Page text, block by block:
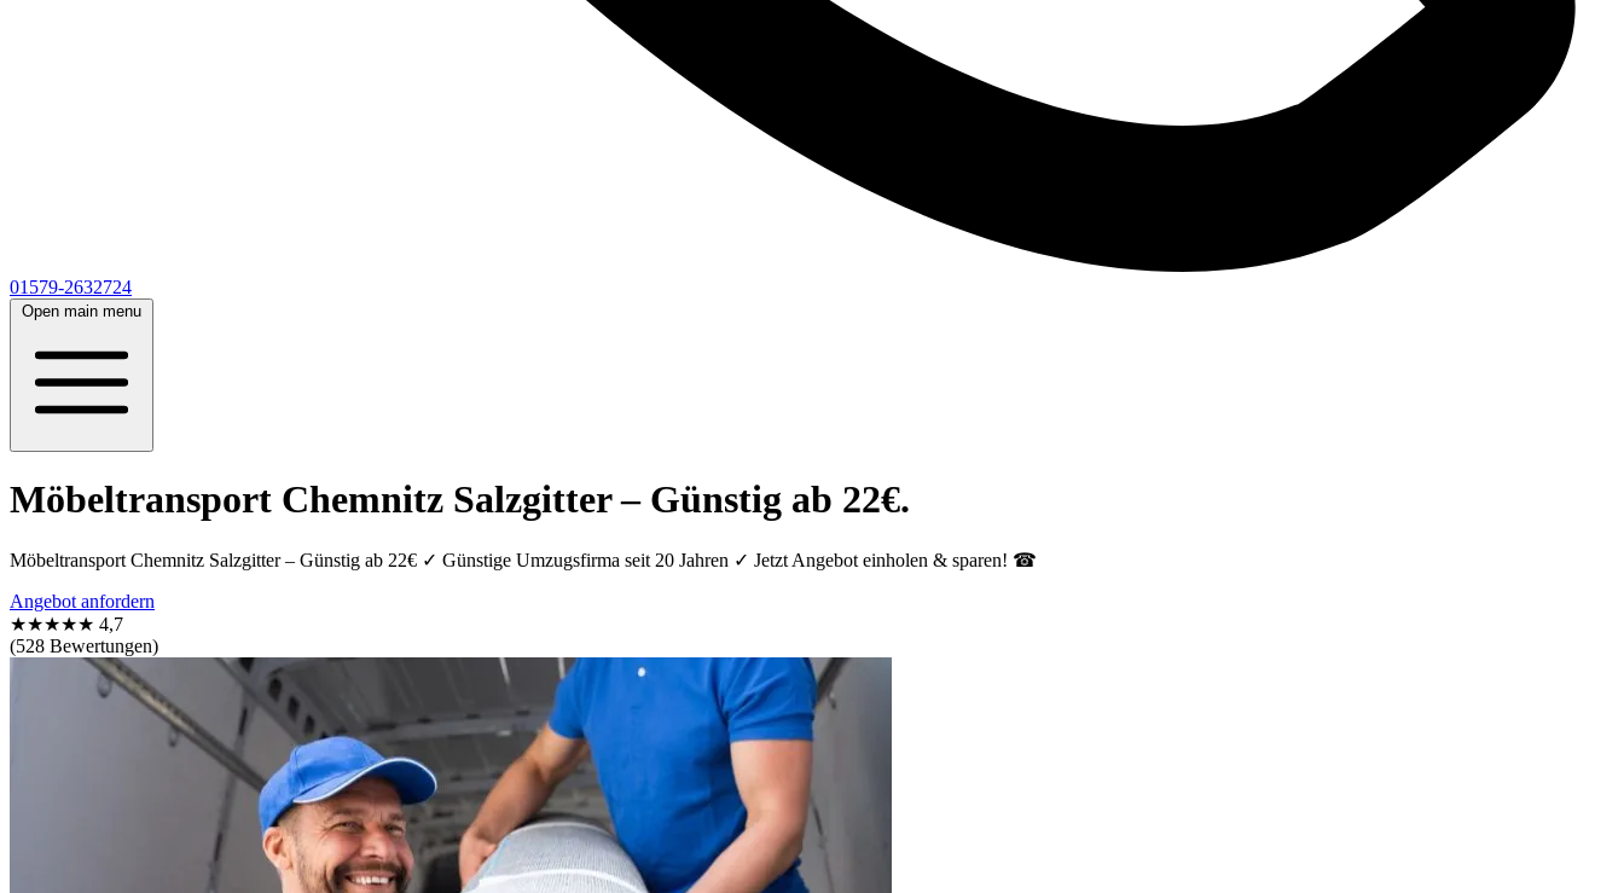
01579-2632724
Open main menu
Möbeltransport Chemnitz Salzgitter – Günstig ab 22€.
Möbeltransport Chemnitz Salzgitter – Günstig ab 22€ ✓ Günstige Umzugsfirma seit 20 Jahren ✓ Jetzt Angebot einholen & sparen! ☎
Angebot anfordern
★★★★★ 4,7
(528 Bewertungen)